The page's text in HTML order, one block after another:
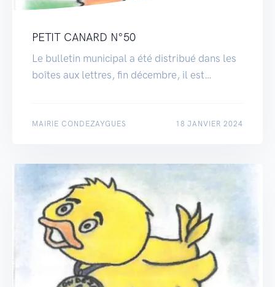
PETIT CANARD N°50
Le bulletin municipal a été distribué dans les
boîtes aux lettres, fin décembre, il est…
MAIRIE CONDEZAYGUES 18 JANVIER 2024